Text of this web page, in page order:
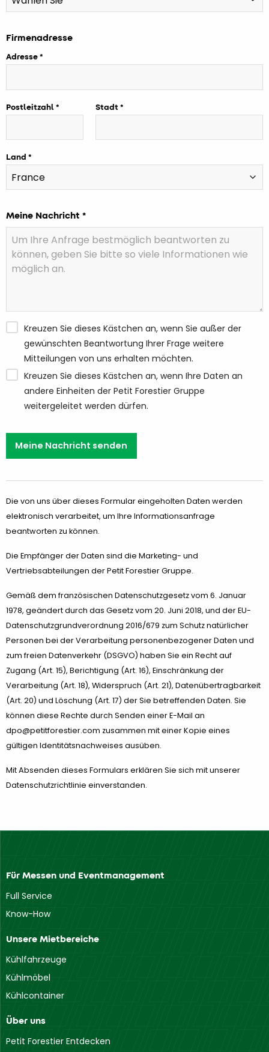
Firmenadresse
Adresse
Postleitzahl Stadt
Land
Meine Nachricht *
Kreuzen Sie dieses Kästchen an, wenn Sie außer der
gewünschten Beantwortung Ihrer Frage weitere
Mitteilungen von uns erhalten möchten.
Kreuzen Sie dieses Kästchen an, wenn Ihre Daten an
andere Einheiten der Petit Forestier Gruppe
weitergeleitet werden dürfen.
Meine Nachricht senden
Die von uns über dieses Formular eingeholten Daten werden
elektronisch verarbeitet, um Ihre Informationsanfrage
beantworten zu können.
Die Empfänger der Daten sind die Marketing- und
Vertriebsabteilungen der Petit Forestier Gruppe.
Gemäß dem französischen Datenschutzgesetz vom 6. Januar
1978, geändert durch das Gesetz vom 20. Juni 2018, und der EU-
Datenschutzgrundverordnung 2016/679 zum Schutz natürlicher
Personen bei der Verarbeitung personenbezogener Daten und
zum freien Datenverkehr (DSGVO) haben Sie ein Recht auf
Zugang (Art. 15), Berichtigung (Art. 16), Einschränkung der
Verarbeitung (Art. 18), Widerspruch (Art. 21), Datenübertragbarkeit
(Art. 20) und Löschung (Art. 17) der Sie betreffenden Daten. Sie
können diese Rechte durch Senden einer E-Mail an
dpo@petitforestier.com zusammen mit einer Kopie eines
gültigen Identitätsnachweises ausüben.
Mit Absenden dieses Formulars erklären Sie sich mit unserer
Datenschutzrichtlinie einverstanden.
Für Messen und Eventmanagement
Full Service
Know-How
Unsere Mietbereiche
Kühlfahrzeuge
Kühlmöbel
Kühlcontainer
Über uns
Petit Forestier Entdecken